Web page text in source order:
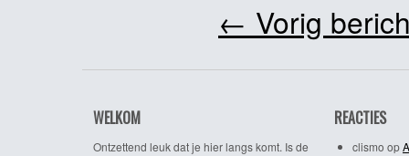
← Vorig
WELKOM
Ontzettend leuk dat je hier langs komt. Is de
REACTIES
clismo op